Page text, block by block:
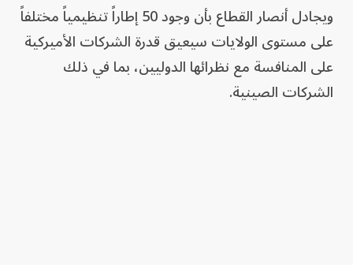
ويجادل أنصار القطاع بأن وجود 50 إطاراً تنظيمياً مختلفاً
على مستوى الولايات سيعيق قدرة الشركات الأميركية
على المنافسة مع نظرائها الدوليين، بما في ذلك
الشركات الصينية.